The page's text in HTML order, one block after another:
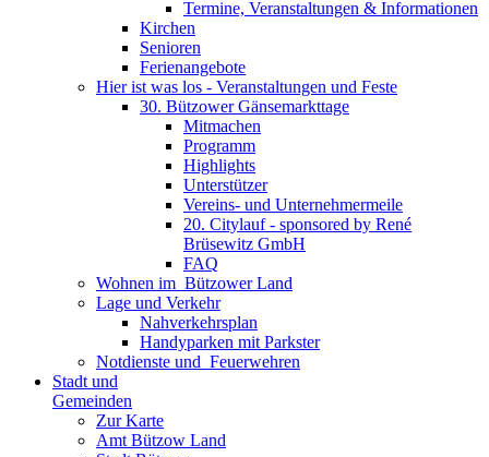
Termine, Veranstaltungen & Informationen
Kirchen
Senioren
Ferienangebote
Hier ist was los - Veranstaltungen und Feste
30. Bützower Gänsemarkttage
Mitmachen
Programm
Highlights
Unterstützer
Vereins- und Unternehmermeile
20. Citylauf - sponsored by René
Brüsewitz GmbH
FAQ
Wohnen im ­ Bützower Land
Lage und Verkehr
Nahverkehrsplan
Handyparken mit Parkster
Notdienste und ­ Feuerwehren
Stadt und
Gemeinden
Zur Karte
Amt Bützow Land